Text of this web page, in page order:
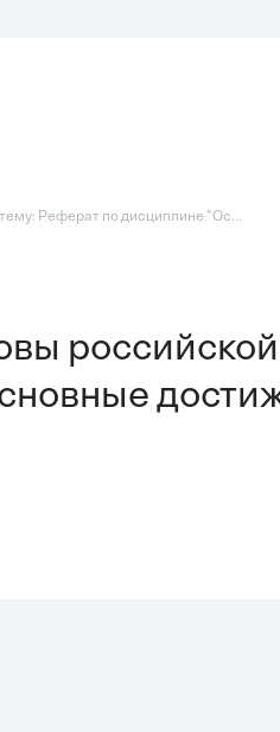
Реферат по дисциплине "Ос...
российской